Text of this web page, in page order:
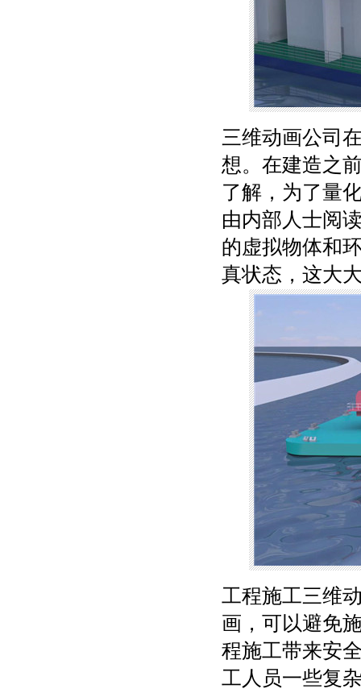
三维动画公司
想。在建造之
了解，为了量
由内部人士阅
的虚拟物体和
真状态，这大
工程施工三维
画，可以避免
程施工带来安
工人员一些复